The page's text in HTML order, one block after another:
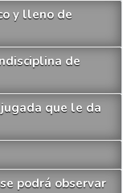
y lleno de
de
que le da
podrá observar